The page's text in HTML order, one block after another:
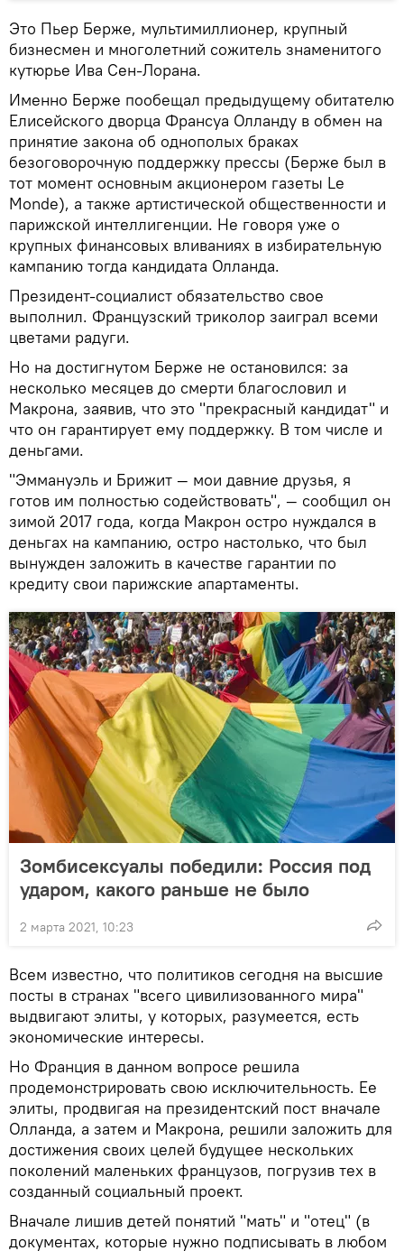
Это Пьер Берже, мультимиллионер, крупный
бизнесмен и многолетний сожитель знаменитого
кутюрье Ива Сен-Лорана.
Именно Берже пообещал предыдущему обитателю
Елисейского дворца Франсуа Олланду в обмен на
принятие закона об однополых браках
безоговорочную поддержку прессы (Берже был в
тот момент основным акционером газеты Le
Monde), а также артистической общественности и
парижской интеллигенции. Не говоря уже о
крупных финансовых вливаниях в избирательную
кампанию тогда кандидата Олланда.
Президент-социалист обязательство свое
выполнил. Французский триколор заиграл всеми
цветами радуги.
Но на достигнутом Берже не остановился: за
несколько месяцев до смерти благословил и
Макрона, заявив, что это "прекрасный кандидат" и
что он гарантирует ему поддержку. В том числе и
деньгами.
"Эммануэль и Брижит — мои давние друзья, я
готов им полностью содействовать", — сообщил он
зимой 2017 года, когда Макрон остро нуждался в
деньгах на кампанию, остро настолько, что был
вынужден заложить в качестве гарантии по
кредиту свои парижские апартаменты.
Зомбисексуалы победили: Россия под
ударом, какого раньше не было
2 марта 2021, 10:23
Всем известно, что политиков сегодня на высшие
посты в странах "всего цивилизованного мира"
выдвигают элиты, у которых, разумеется, есть
экономические интересы.
Но Франция в данном вопросе решила
продемонстрировать свою исключительность. Ее
элиты, продвигая на президентский пост вначале
Олланда, а затем и Макрона, решили заложить для
достижения своих целей будущее нескольких
поколений маленьких французов, погрузив тех в
созданный социальный проект.
Вначале лишив детей понятий "мать" и "отец" (в
документах, которые нужно подписывать в любом